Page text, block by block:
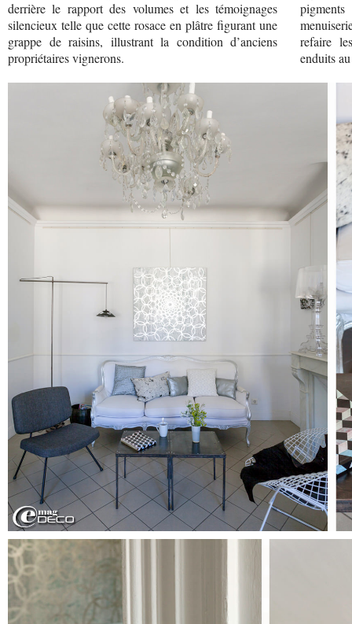
derrière le rapport des volumes et les témoignages
silencieux telle que cette rosace en plâtre figurant une
grappe de raisins, illustrant la condition d’anciens
propriétaires vignerons.
refaire
enduits